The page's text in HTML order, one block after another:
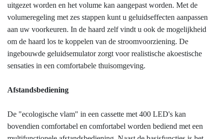
uitgezet worden en het volume kan aangepast worden. Met de
volumeregeling met zes stappen kunt u geluidseffecten aanpassen
aan uw voorkeuren. In de haard zelf vindt u ook de mogelijkheid
om de haard los te koppelen van de stroomvoorziening. De
ingebouwde geluidsemulator zorgt voor realistische akoestische
sensaties in een comfortabele thuisomgeving.
Afstandsbediening
De "ecologische vlam" in een cassette met 400 LED's kan
bovendien comfortabel en comfortabel worden bediend met een